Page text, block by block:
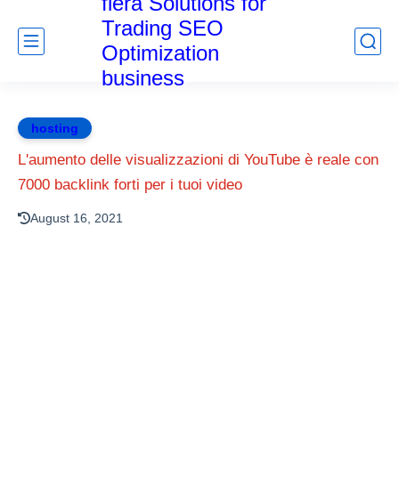
Trading SEO
Optimization
business
hosting
L'aumento delle visualizzazioni di YouTube è reale con
7000 backlink forti per i tuoi video
August 16, 2021